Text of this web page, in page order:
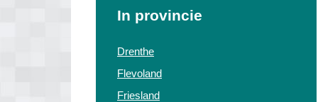
In provincie
Drenthe
Flevoland
Friesland